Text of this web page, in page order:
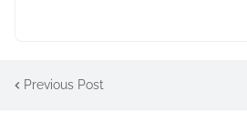
Previous Post